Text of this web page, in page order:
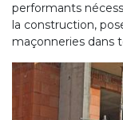
performants
la construction,
maçonneries dans